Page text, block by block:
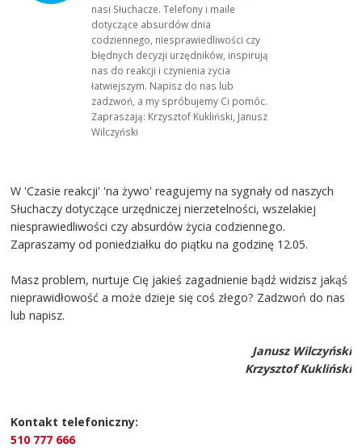
nasi Słuchacze. Telefony i maile
dotyczące absurdów dnia
codziennego, niesprawiedliwości czy
błędnych decyzji urzędników, inspirują
nas do reakcji i czynienia życia
łatwiejszym. Napisz do nas lub
zadzwoń, a my spróbujemy Ci pomóc.
Zapraszają: Krzysztof Kukliński, Janusz
Wilczyński
W 'Czasie reakcji' 'na żywo' reagujemy na sygnały od naszych
Słuchaczy dotyczące urzędniczej nierzetelności, wszelakiej
niesprawiedliwości czy absurdów życia codziennego.
Zapraszamy od poniedziałku do piątku na godzinę 12.05.
Masz problem, nurtuje Cię jakieś zagadnienie bądź widzisz jakąś
nieprawidłowość a może dzieje się coś złego? Zadzwoń do nas
lub napisz.
Janusz Wilczyński
Krzysztof Kukliński
Kontakt telefoniczny:
510 777 666